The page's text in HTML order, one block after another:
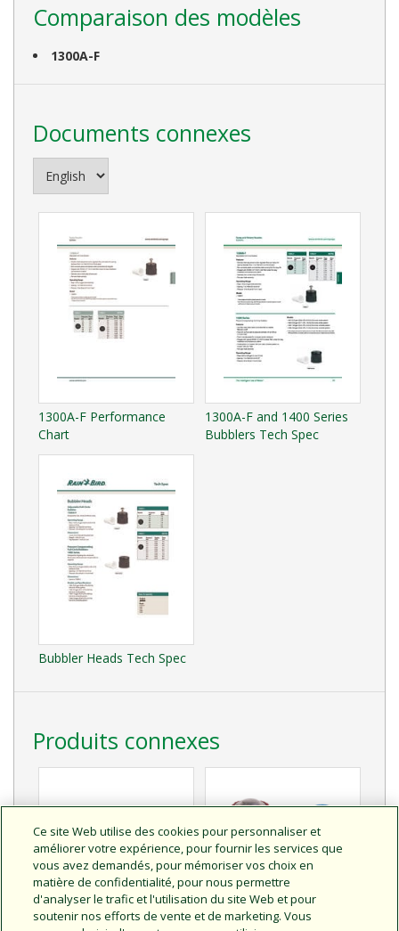
Comparaison des modèles
1300A-F
Documents connexes
1300A-F Performance
Chart
1300A-F and 1400 Series
Bubblers Tech Spec
Bubbler Heads Tech Spec
Produits connexes
Ce site Web utilise des cookies pour personnaliser et
améliorer votre expérience, pour fournir les services que
vous avez demandés, pour mémoriser vos choix en
matière de confidentialité, pour nous permettre
d'analyser le trafic et l'utilisation du site Web et pour
soutenir nos efforts de vente et de marketing. Vous